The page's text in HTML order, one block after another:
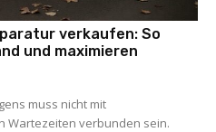
verkaufen: So
und maximieren
muss nicht mit
Wartezeiten verbunden sein.